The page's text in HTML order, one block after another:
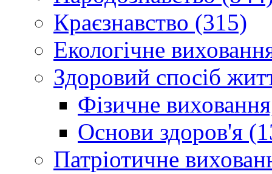
Краєзнавство (315)
Екологічне
Здоровий спосіб
Фізичне
Основи здоров'я
Патріотичне